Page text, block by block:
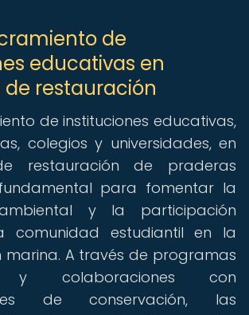
de
educativas en
restauración
de instituciones educativas,
colegios y universidades, en
restauración de praderas
para fomentar la
y la participación
comunidad estudiantil en la
marina. A través de programas
y colaboraciones con
de conservación, las